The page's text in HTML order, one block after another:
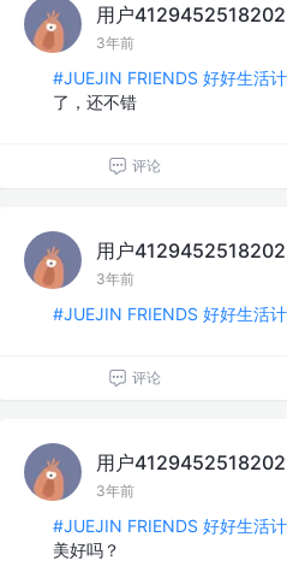
用户4129452518202
3年前
#JUEJIN FRIENDS 好好生活
了，还不错
评论
用户4129452518202
3年前
#JUEJIN FRIENDS 好好生活
评论
用户4129452518202
3年前
#JUEJIN FRIENDS 好好生活
美好吗？